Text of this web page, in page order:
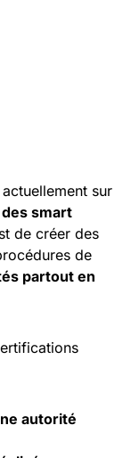
sur
smart
de créer des
de
partout en
autorité